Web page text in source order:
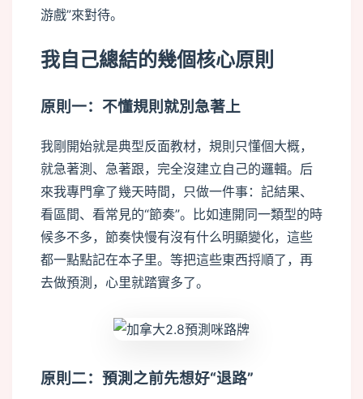
游戲”來對待。
我自己總結的幾個核心原則
原則一：不懂規則就別急著上
我剛開始就是典型反面教材，規則只懂個大概，
就急著測、急著跟，完全沒建立自己的邏輯。后
來我專門拿了幾天時間，只做一件事：記結果、
看區間、看常見的“節奏”。比如連開同一類型的時
候多不多，節奏快慢有沒有什么明顯變化，這些
都一點點記在本子里。等把這些東西捋順了，再
去做預測，心里就踏實多了。
原則二：預測之前先想好“退路”